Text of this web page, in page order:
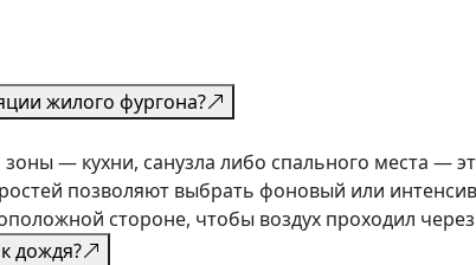
жилого фургона?
— кухни, санузла либо спального места —
позволяют выбрать фоновый или
стороне, чтобы воздух проходил
дождя?